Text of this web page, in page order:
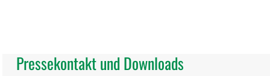
Pressekontakt und Downloads